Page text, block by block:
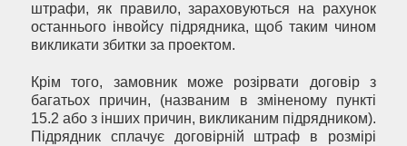
штрафи, як правило, зараховуються на рахунок
останнього інвойсу підрядника, щоб таким чином
викликати збитки за проектом.
Крім того, замовник може розірвати договір з
багатьох причин, (названим в зміненому пункті
15.2 або з інших причин, викликаним підрядником).
Підрядник сплачує договірній штраф в розмірі